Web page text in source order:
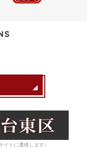
イトに遷移します）